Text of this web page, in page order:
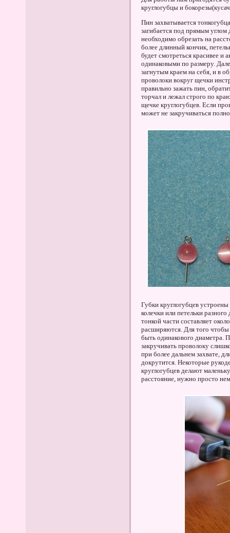
круглогубцы и
Пин захватывается
загибается под прямым
необходимо обрезать на
более длинный кончик,
будет смотреться красивее и
одинаковыми по размеру.
загнутым краем на себя, и в
проволоки вокруг щечки
правильно зажать пин,
торчал и лежал строго по
щечке круглогубцев. Если
может не закручиваться
Губки круглогубцев
колечки или петельки
тонкой части составляет
расширяются. Для того
быть одинакового диаметра.
закручивать проволоку
при более дальнем захвате,
докрутится. Некоторые
круглогубцев делают
расстояние, нужно просто